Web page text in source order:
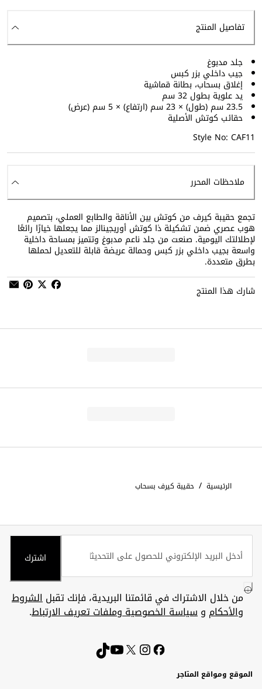
تفاصيل المنتج
جلد مدبوغ
جيب داخلي بزر كبس
إغلاق بسحاب، بطانة قماشية
يد علوية بطول 32 سم
23.5 سم (طول) × 23 سم (ارتفاع) × 5 سم (عرض)
حقائب كوتش الأصلية
Style No: CAF11
ملاحظات المحرر
تجمع حقيبة كيرف من كوتش بين الأناقة والطابع العملي، بتصميم
هوب عصري ضمن تشكيلة ذا كوتش أوريجينالز مما يجعلها خيارًا رائعًا
لإطلالتك اليومية. صنعت من جلد ناعم مدبوغ وتتميز بمساحة داخلية
واسعة بجيب داخلي بزر كبس وحمالة عريضة قابلة للتعديل لحملها
بطرق متعددة.
شارك هذا المنتج
الرئيسية / حقيبة كيرف بسحاب
اشترك
من خلال الاشتراك في قائمتنا البريدية، فإنك تقبلالشروط
والأحكام وسياسة الخصوصية وملفات تعريف الارتباط.
الموقع ومواقع المتاجر